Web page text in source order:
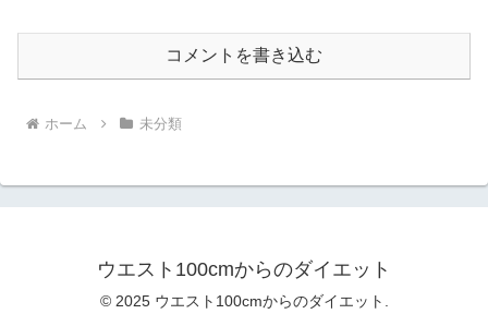
コメントを書き込む
ホーム 未分類
ウエスト100cmからのダイエット
© 2025 ウエスト100cmからのダイエット.